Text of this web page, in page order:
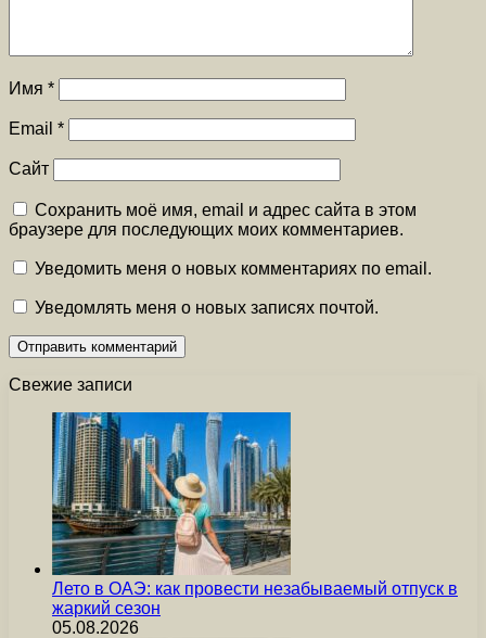
Имя *
Email *
Сайт
Сохранить моё имя, email и адрес сайта в этом
браузере для последующих моих комментариев.
Уведомить меня о новых комментариях по email.
Уведомлять меня о новых записях почтой.
Свежие записи
Лето в ОАЭ: как провести незабываемый отпуск в
жаркий сезон
05.08.2026